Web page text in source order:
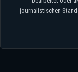
journalistischen